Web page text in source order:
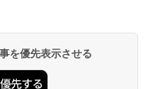
を優先表示させる